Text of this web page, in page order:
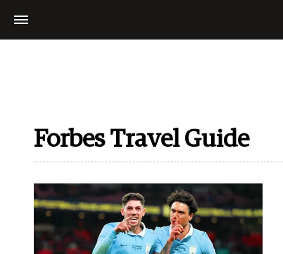
Forbes Travel Guide